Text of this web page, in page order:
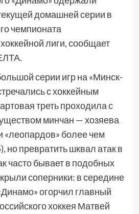
домашней серии в
чемпионата
лиги, сообщает
серии игр на «Минск-
с хоккейным
треть проходила с
минчан — хозяева
«леопардов» более чем
но превратить шквал атак в
часто бывает в подобных
соперники: в середине
огорчил главный
хоккея Матвей